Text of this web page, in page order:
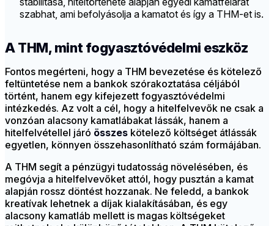
szabhat, ami befolyásolja a kamatot és így a THM-et is.
A THM, mint fogyasztóvédelmi eszköz
Fontos megérteni, hogy a THM bevezetése és kötelező
feltüntetése nem a bankok szórakoztatása céljából
történt, hanem egy kifejezett fogyasztóvédelmi
intézkedés. Az volt a cél, hogy a hitelfelvevők ne csak a
vonzóan alacsony kamatlábakat lássák, hanem a
hitelfelvétellel járó összes kötelező költséget átlássák
egyetlen, könnyen összehasonlítható szám formájában.
A THM segít a pénzügyi tudatosság növelésében, és
megóvja a hitelfelvevőket attól, hogy pusztán a kamat
alapján rossz döntést hozzanak. Ne feledd, a bankok
kreatívak lehetnek a díjak kialakításában, és egy
alacsony kamatláb mellett is magas költségeket